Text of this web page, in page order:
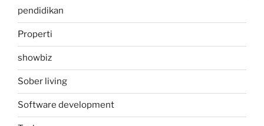
pendidikan
Properti
showbiz
Sober living
Software development